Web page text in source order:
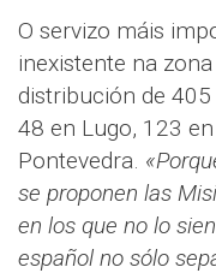
O servizo máis
inexistente na
distribución de
48 en Lugo, 123
Pontevedra.
se proponen las
en los que no lo
español no sólo